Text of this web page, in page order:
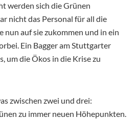
werden sich die Grünen
nicht das Personal für all die
nun auf sie zukommen und in ein
Ein Bagger am Stuttgarter
um die Ökos in die Krise zu
zwischen zwei und drei:
zu immer neuen Höhepunkten.